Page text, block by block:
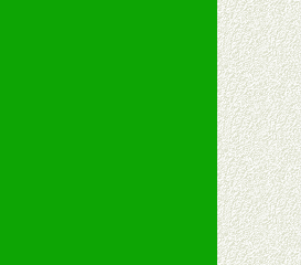
1、给予
2、对于
六、服务
1、完善
2、售后
3、我们
七、招
1、认同